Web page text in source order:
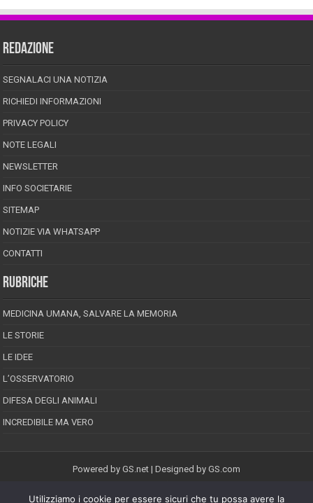
REDAZIONE
SEGNALACI UNA NOTIZIA
RICHIEDI INFORMAZIONI
PRIVACY POLICY
NOTE LEGALI
NEWSLETTER
INFO SOCIETARIE
SITEMAP
NOTIZIE VIA WHATSAPP
CONTATTI
RUBRICHE
MEDICINA UMANA, SALVARE LA MEMORIA
LE STORIE
LE IDEE
L’OSSERVATORIO
DIFESA DEGLI ANIMALI
INCREDIBILE MA VERO
Powered by GS.net | Designed by GS.com
Utilizziamo i cookie per essere sicuri che tu possa avere la